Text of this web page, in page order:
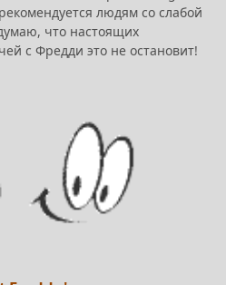
людям со слабой
что настоящих
с Фредди это не остановит!